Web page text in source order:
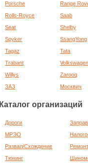
Porsche
Range
Rolls-Royce
Saab
Seat
Shelby
Spyker
SsangYong
Tagaz
Tata
Trabant
Willys
Zarooq
ЗАЗ
Москвич
Каталог организаций
Дороги
МРЭО
Развал/Схождение
Тюнинг